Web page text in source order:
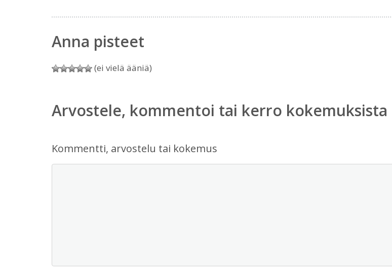
Anna pisteet
(ei vielä ääniä)
Arvostele, kommentoi tai kerro kokemuksista
Kommentti, arvostelu tai kokemus